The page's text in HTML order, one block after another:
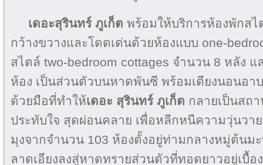
เดอะสุรินทร์ ภูเก็ต พร้อมให้บริการห้องพักส
กว้างขวางและโดดเด่นด้วยห้องแบบ one-
สไตล์ two-bedroom cottages จำนวน 8 หลัง แ
ห้อง เป็นส่วนตัวบนหาดพันซี พร้อมเตียงนอนอ
ด้วยมือที่ทำให้เดอะ สุรินทร์ ภูเก็ต กลายเป็นสถ
ประทับใจ สุดผ่อนคลาย เพื่อหลีกหนีความวุ่นวา
มุงจากจำนวน 103 ห้องตั้งอยู่ท่ามกลางหมู่ต้นม
ลาดเอียงลงสู่หาดทรายส่วนตัวที่ทอดยาวอยู่เบื้อง